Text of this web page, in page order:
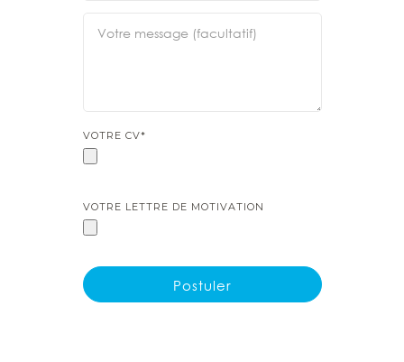
VOTRE CV*
VOTRE LETTRE DE MOTIVATION
COOPENGO